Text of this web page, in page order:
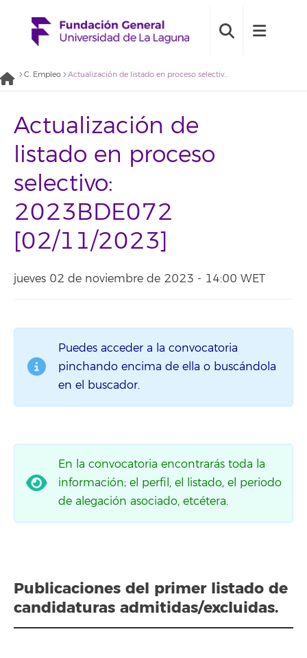
C. Empleo Actualización de listado en proceso selectivo: 2023BDE072 [02/11/2023]
Actualización de
listado en proceso
selectivo:
2023BDE072
[02/11/2023]
jueves 02 de noviembre de 2023 - 14:00 WET
Puedes acceder a la convocatoria
pinchando encima de ella o buscándola
en el buscador.
En la convocatoria encontrarás toda la
información; el perfil, el listado, el periodo
de alegación asociado, etcétera.
Publicaciones del primer listado de
candidaturas admitidas/excluidas.